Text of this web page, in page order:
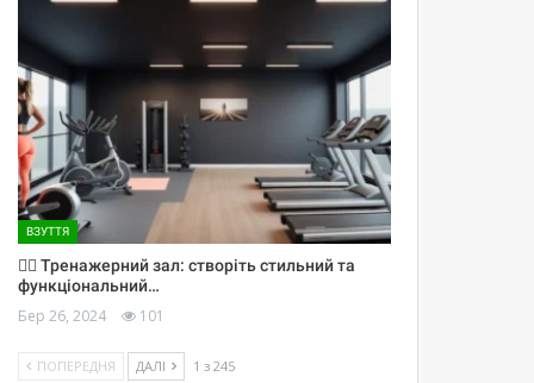
ВЗУТТЯ
🏋️‍♀️ Тренажерний зал: створіть стильний та
функціональний…
Бер 26, 2024 101
ПОПЕРЕДНЯ ДАЛІ 1 з 245